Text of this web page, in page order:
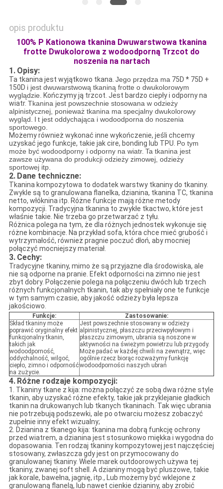
opis produktu
100% P Kationowa tkanina Dwuwarstwowa tkanina
frotte Dwukolorowa z wodoodporną Trzcot do
noszenia na nartach
1. Opisy:
Ta tkanina jest wyjątkowo tkana. Jego przędza ma75D * 75D +
150D i jest dwuwarstwową tkaniną frotte o dwukolorowym
wyglądzie. Kończymy ją trzcot. Jest bardzo ciepły i odporny na
wiatr. Tkanina jest powszechnie stosowana w odzieży
alpinistycznej, ponieważ tkanina ma specjalny dwukolorowy
wygląd. I t jest oddychająca i wodoodporna do noszenia
sportowego.
Możemy również wykonać inne wykończenie, jeśli chcemy
uzyskać jego funkcje, takie jak cire, bonding lub TPU. Po tym
może być wodoodporny i odporny na wiatr. Ta tkanina jest
zawsze używana do produkcji odzieży zimowej, odzieży
sportowej itp.
2. Dane techniczne:
Tkanina kompozytowa to dodatek warstwy tkaniny do tkaniny.
Zwykle są to granulowana flanelka, dzianina, tkanina TC, tkanina
netto, włóknina itp. Różne funkcje mają różne metody
kompozycji. Tradycyjna tkanina to zwykłe tkactwo, które jest
właśnie takie. Nie trzeba go przetwarzać z tyłu.
Różnica polega na tym, że dla różnych jednostek wykonuje się
różne kombinacje. Na przykład sofa, która chce mieć grubość i
wytrzymałość, również pragnie poczuć dłoń, aby mocniej
połączyć mocniejszy materiał.
3. Cechy:
Tradycyjne tkaniny, mimo że są przyjazne dla środowiska, ale
nie są odporne na pranie. Efekt odporności na zimno nie jest
zbyt dobry. Połączenie polega na połączeniu dwóch lub trzech
różnych funkcjonalnych tkanin, tak aby spełniały one te funkcje
w tym samym czasie, aby jakość odzieży była lepsza
jakościowo.
Funkcje:
Zastosowanie:
Skład tkaniny może
poprawić oryginalny efekt
funkcjonalny tkanin,
takich jak
wodoodporność,
oddychalność, wilgoć,
ciepło, zimno i odporność
na zużycie.
Jest powszechnie stosowany w odzieży
alpinistycznej, płaszczu przeciwpyłowym i
płaszczu zimowym, ubrania są noszone w
aktywności na świeżym powietrzu lub przygody.
Może padać w każdej chwili na zewnątrz, więc
ogólnie rzecz biorąc rozważymy funkcję
wodoodporności naszych ubrań
4. Różne rodzaje kompozycji:
1. Tkaniny tkane z kija: można połączyć ze sobą dwa różne style
tkanin, aby uzyskać różne efekty, takie jak przyklejanie gładkich
tkanin na drukowanych lub tkanych tkaninach. Tak więc ubrania
nie potrzebują podszewki, ale po otwarciu możesz zobaczyć
zupełnie inny efekt wizualny;
2. Dzianina z tkanego kija: tkanina ma dobrą funkcję ochrony
przed wiatrem, a dzianina jest stosunkowo miękka i wygodna do
dopasowania. Ten rodzaj tkaniny kompozytowej jest najczęściej
stosowany, zwłaszcza gdy jest on przymocowany do
granulowanej tkaniny. Wiele marek outdoorowych używa tej
tkaniny, zwanej soft shell. A dzianiny mogą być pluszowe, takie
jak korale, bawełna, jagnię, itp., Lub możemy być wklejone z
granulowaną flanelą, lub nawet cienkie dzianiny, aby zrobić